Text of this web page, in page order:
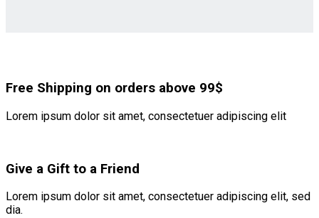
Free Shipping on orders above 99$
Lorem ipsum dolor sit amet, consectetuer adipiscing elit
Give a Gift to a Friend
Lorem ipsum dolor sit amet, consectetuer adipiscing elit, sed
dia.